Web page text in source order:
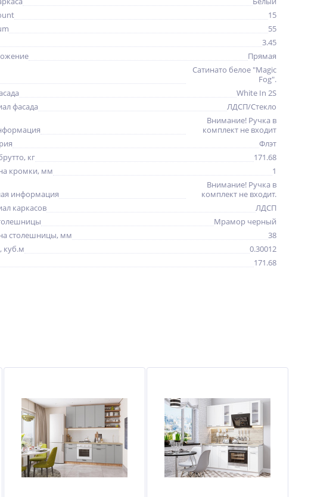
15
55
3.45
Прямая
Сатинато белое "Magic
Fog".
White In 2S
фасада
ЛДСП/Стекло
Внимание! Ручка в
комплект не входит
Флэт
кг
171.68
кромки, мм
1
информация
Внимание! Ручка в
комплект не входит.
каркасов
ЛДСП
Мрамор черный
столешницы, мм
38
куб.м
0.30012
171.68